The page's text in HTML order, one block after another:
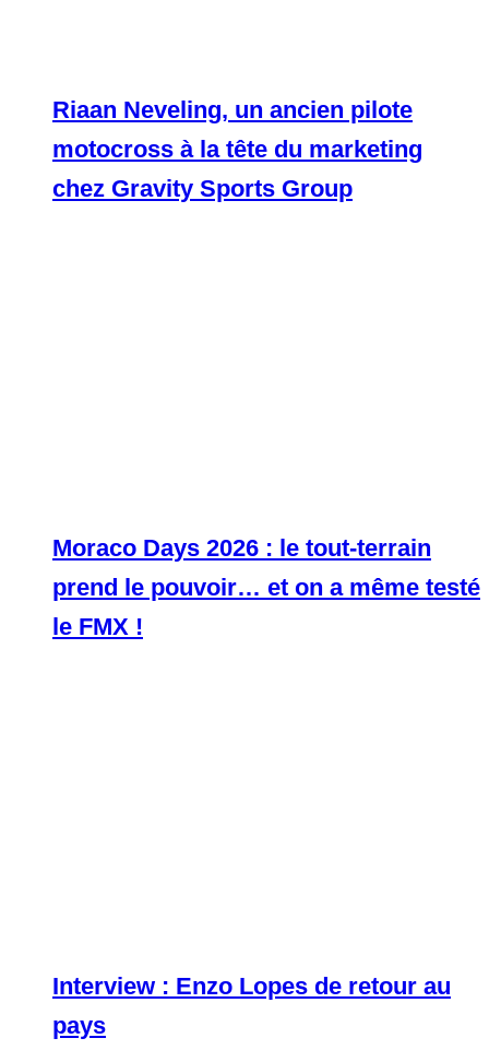
Riaan Neveling, un ancien pilote
motocross à la tête du marketing
chez Gravity Sports Group
Moraco Days 2026 : le tout-terrain
prend le pouvoir… et on a même testé
le FMX !
Interview : Enzo Lopes de retour au
pays